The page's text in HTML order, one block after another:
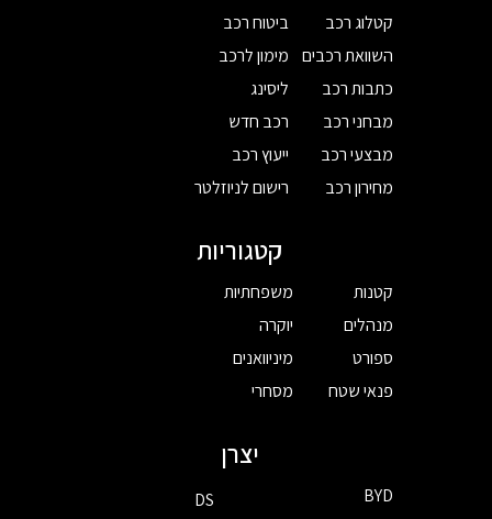
קטלוג רכב
השוואת רכבים
כתבות רכב
מבחני רכב
מבצעי רכב
מחירון רכב
ביטוח רכב
מימון לרכב
ליסינג
רכב חדש
ייעוץ רכב
רישום לניוזלטר
קטגוריות
קטנות
מנהלים
ספורט
פנאי שטח
משפחתיות
יוקרה
מיניוואנים
מסחרי
יצרן
BYD
DS